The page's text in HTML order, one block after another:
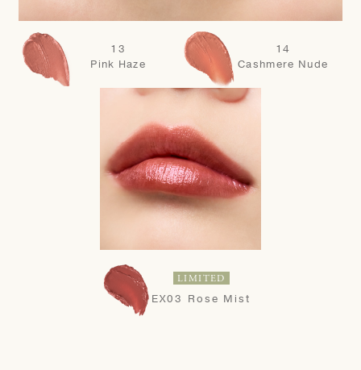
13
Pink Haze
14
Cashmere Nude
LIMITED
EX03 Rose Mist